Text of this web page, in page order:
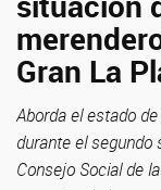
Gran La
Aborda el estado
durante el segundo
Consejo Social de